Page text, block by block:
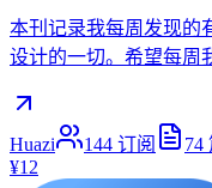
本刊记录我每周发现的
设计的一切。希望每周
Huazi 144 订阅 74
¥12